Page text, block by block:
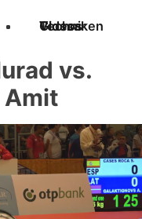
Techniken
Videos
Glossar
vs.
Amit